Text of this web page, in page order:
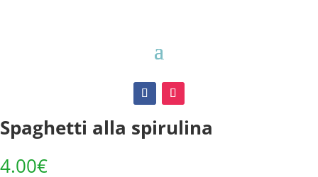
Spaghetti alla spirulina
4.00€